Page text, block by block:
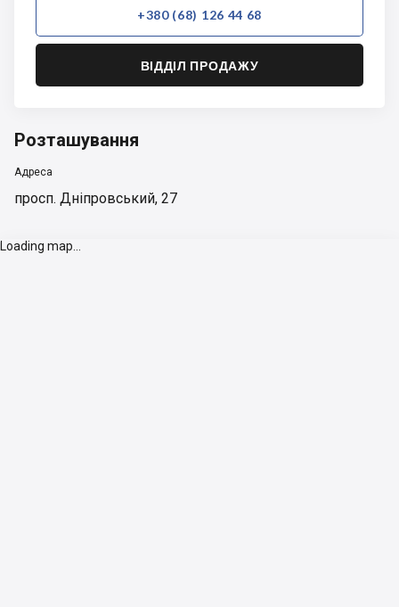
+380 (68) 126 44 68
ВІДДІЛ ПРОДАЖУ
Розташування
Адреса
просп. Дніпровський, 27
Loading map...